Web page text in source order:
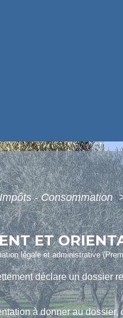
- Consommation
ET
légale et administrative
déclare un dossier
à donner au